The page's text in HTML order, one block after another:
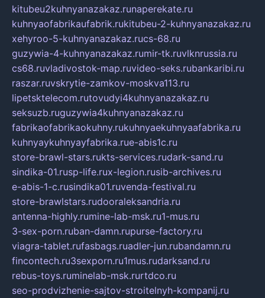
kitubeu2kuhnyanazakaz.runaperekate.ru
kuhnyaofabrikaufabrik.rukitubeu-2-kuhnyanazakaz.ru
xehyroo-5-kuhnyanazakaz.rucs-68.ru
guzywia-4-kuhnyanazakaz.rumir-tk.ruvlknrussia.ru
cs68.ruvladivostok-map.ruvideo-seks.rubankaribi.ru
raszar.ruvskrytie-zamkov-moskva113.ru
lipetsktelecom.rutovudyi4kuhnyanazakaz.ru
seksuzb.ruguzywia4kuhnyanazakaz.ru
fabrikaofabrikaokuhny.rukuhnyaekuhnyaafabrika.ru
kuhnyaykuhnyayfabrika.rue-abis1c.ru
store-brawl-stars.rukts-services.rudark-sand.ru
sindika-01.rusp-life.rux-legion.rusib-archives.ru
e-abis-1-c.rusindika01.ruvenda-festival.ru
store-brawlstars.rudooraleksandria.ru
antenna-highly.rumine-lab-msk.ru1-mus.ru
3-sex-porn.ruban-damn.rupurse-factory.ru
viagra-tablet.rufasbags.ruadler-jun.rubandamn.ru
fincontech.ru3sexporn.ru1mus.rudarksand.ru
rebus-toys.ruminelab-msk.rurtdco.ru
seo-prodvizhenie-sajtov-stroitelnyh-kompanij.ru